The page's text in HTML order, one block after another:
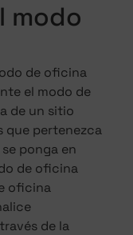
modo
de oficina
el modo de
de un sitio
que pertenezca
ponga en
de oficina
oficina
de la